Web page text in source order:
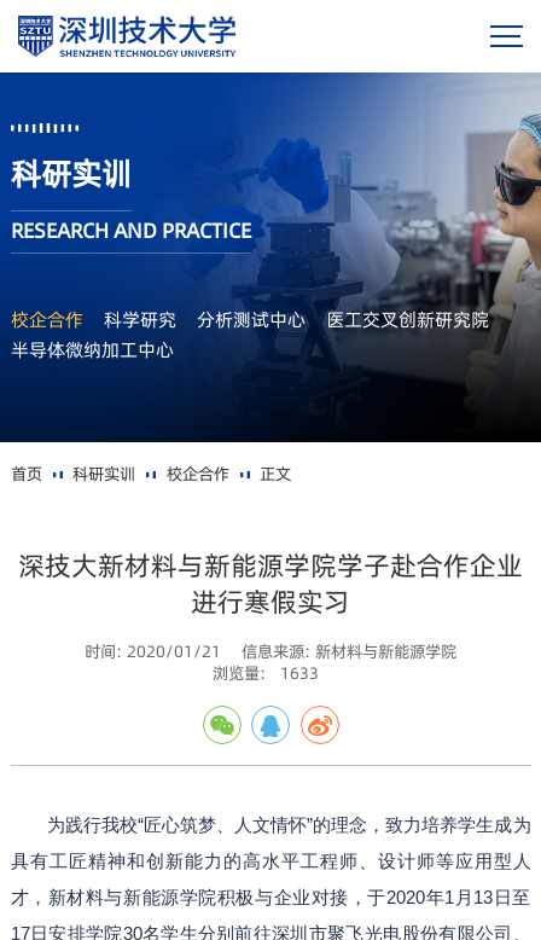
科研实训
RESEARCH AND PRACTICE
校企合作 科学研究 分析测试中心
医工交叉创新研究院
半导体微纳加工中心
首页 科研实训 校企合作 正文
深技大新材料与新能源学院学子赴合作企业
进行寒假实习
时间: 2020/01/21
信息来源: 新材料与新能源学院
浏览量:
1633
为践行我校“匠心筑梦、人文情怀”的理念，致力培养学生成为
具有工匠精神和创新能力的高水平工程师、设计师等应用型人
才，新材料与新能源学院积极与企业对接，于2020年1月13日至
17日安排学院30名学生分别前往深圳市聚飞光电股份有限公司、